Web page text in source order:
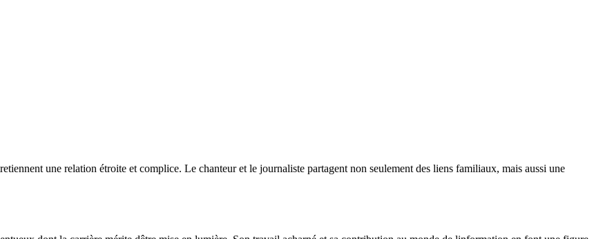
une relation étroite et complice. Le chanteur et le journaliste partagent non seulement des liens familiaux, mais aussi une